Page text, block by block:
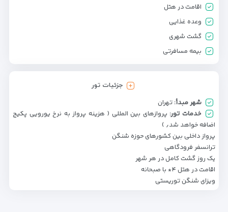
اقامت در هتل
وعده غذایی
گشت شهری
بیمه مسافرتی
جزئیات تور
شهر مبدأ: تهران
خدمات تور: پروازهای بین المللی ( هزینه پرواز به نرخ یورویی پکیج
اضافه خواهد شد٫ )
پرواز داخلی بین کشورهای حوزه شنگن
ترانسفر فرودگاهی
یک روز گشت کامل در هر شهر
اقامت در هتل ۴* با صبحانه
ویزای شنگن توریستی